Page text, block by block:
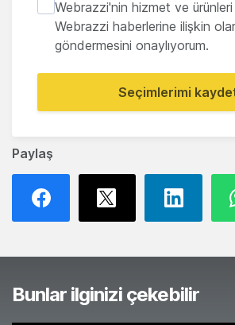
Paylaş
Webrazzi'nin hizmet ve ürünleri
Webrazzi haberlerine ilişkin
göndermesini onaylıyorum.
Seçimlerimi
Bunlar ilginizi çekebilir